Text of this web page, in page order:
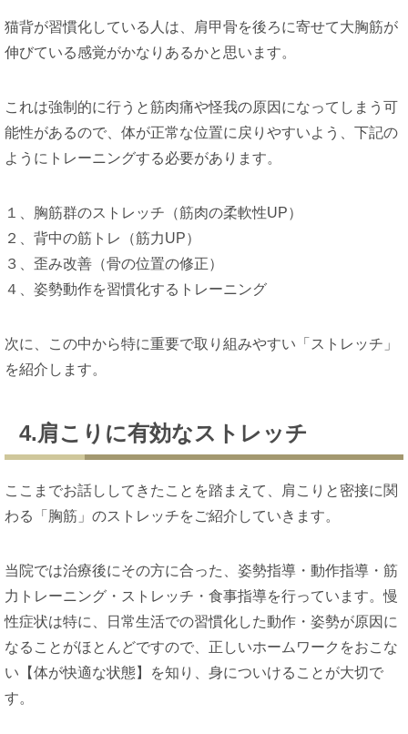
猫背が習慣化している人は、肩甲骨を後ろに寄せて大胸筋が
伸びている感覚がかなりあるかと思います。
これは強制的に行うと筋肉痛や怪我の原因になってしまう可
能性があるので、体が正常な位置に戻りやすいよう、下記の
ようにトレーニングする必要があります。
１、胸筋群のストレッチ（筋肉の柔軟性UP）
２、背中の筋トレ（筋力UP）
３、歪み改善（骨の位置の修正）
４、姿勢動作を習慣化するトレーニング
次に、この中から特に重要で取り組みやすい「ストレッチ」
を紹介します。
4.肩こりに有効なストレッチ
ここまでお話ししてきたことを踏まえて、肩こりと密接に関
わる「胸筋」のストレッチをご紹介していきます。
当院では治療後にその方に合った、姿勢指導・動作指導・筋
力トレーニング・ストレッチ・食事指導を行っています。慢
性症状は特に、日常生活での習慣化した動作・姿勢が原因に
なることがほとんどですので、正しいホームワークをおこな
い【体が快適な状態】を知り、身についけることが大切で
す。